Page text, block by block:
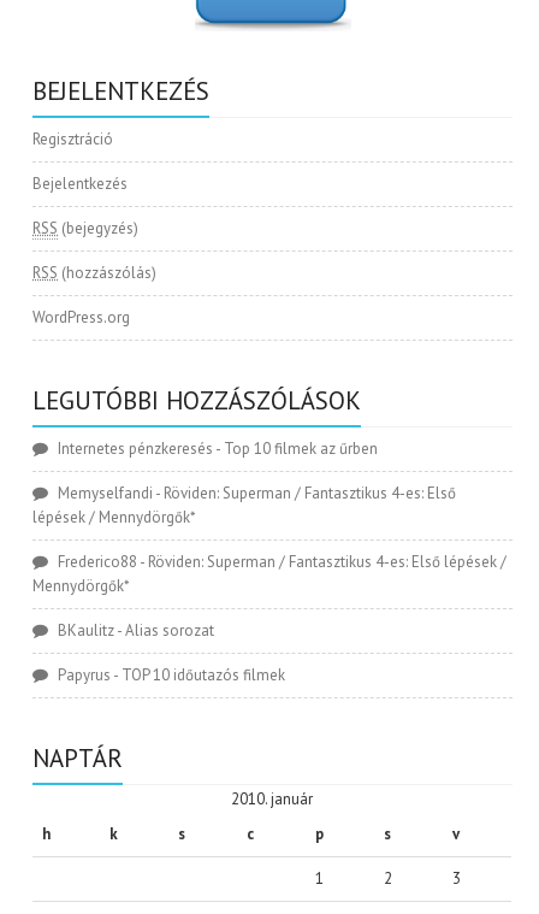
BEJELENTKEZÉS
Regisztráció
Bejelentkezés
RSS (bejegyzés)
RSS (hozzászólás)
WordPress.org
LEGUTÓBBI HOZZÁSZÓLÁSOK
Internetes pénzkeresés - Top 10 filmek az űrben
Memyselfandi - Röviden: Superman / Fantasztikus 4-es: Első
lépések / Mennydörgők*
Frederico88 - Röviden: Superman / Fantasztikus 4-es: Első lépések /
Mennydörgők*
BKaulitz-Alias sorozat
Papyrus - TOP 10 időutazós filmek
NAPTÁR
2010. január
h
k s c p s v
1 2 3